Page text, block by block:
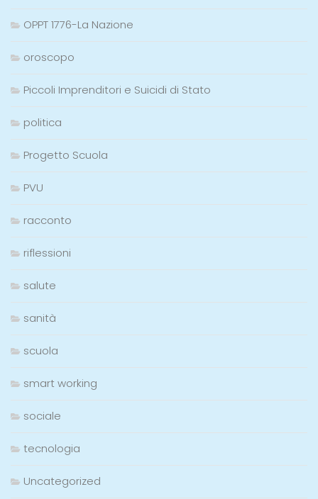
OPPT 1776-La Nazione
oroscopo
Piccoli Imprenditori e Suicidi di Stato
politica
Progetto Scuola
PVU
racconto
riflessioni
salute
sanità
scuola
smart working
sociale
tecnologia
Uncategorized